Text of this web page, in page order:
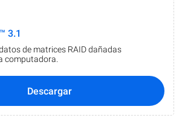
3.1
de matrices RAID dañadas
computadora.
Descargar